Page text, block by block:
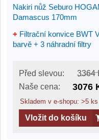
Nakiri nůž Seburo
Damascus 170mm
+ Filtrační konvice BWT
barvě + 3 náhradní filtry
Před slevou:
3364
Naše cena:
3076
Skladem v e-shopu: >5 ks
Vložit do košíku